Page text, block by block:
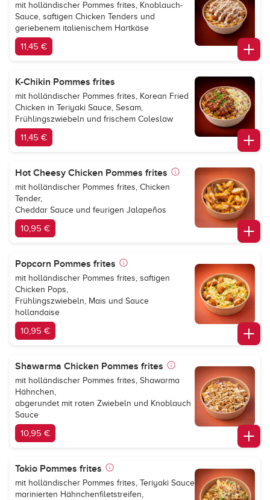
mit holländischer Pommes frites, Knoblauch-
Sauce, saftigen Chicken Tenders und
geriebenem italienischem Hartkäse
11,45 €
K-Chikin Pommes frites
mit holländischer Pommes frites, Korean Fried
Chicken in Teriyaki Sauce, Sesam,
Frühlingszwiebeln und frischem Coleslaw
11,45 €
Hot Cheesy Chicken Pommes frites
mit holländischer Pommes frites, Chicken
Tender,
Cheddar Sauce und feurigen Jalapeños
10,95 €
Popcorn Pommes frites
mit holländischer Pommes frites, saftigen
Chicken Pops,
Frühlingszwiebeln, Mais und Sauce
hollandaise
10,95 €
Shawarma Chicken Pommes frites
mit holländischer Pommes frites, Shawarma
Hähnchen,
abgerundet mit roten Zwiebeln und Knoblauch
Sauce
10,95 €
Tokio Pommes frites
mit holländischer Pommes frites, Teriyaki Sauce
marinierten Hähnchenfiletstreifen,